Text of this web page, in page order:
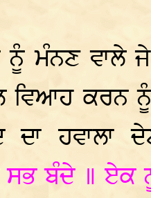
ਨੂੰ ਮੰਨਣ ਵਾਲੇ
ਵਿਆਹ ਕਰਨ
ਦਾ ਹਵਾਲਾ
ਸਭ ਬੰਦੇ ॥